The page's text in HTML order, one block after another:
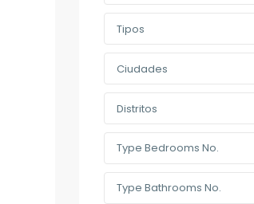
Tipos
Ciudades
Distritos